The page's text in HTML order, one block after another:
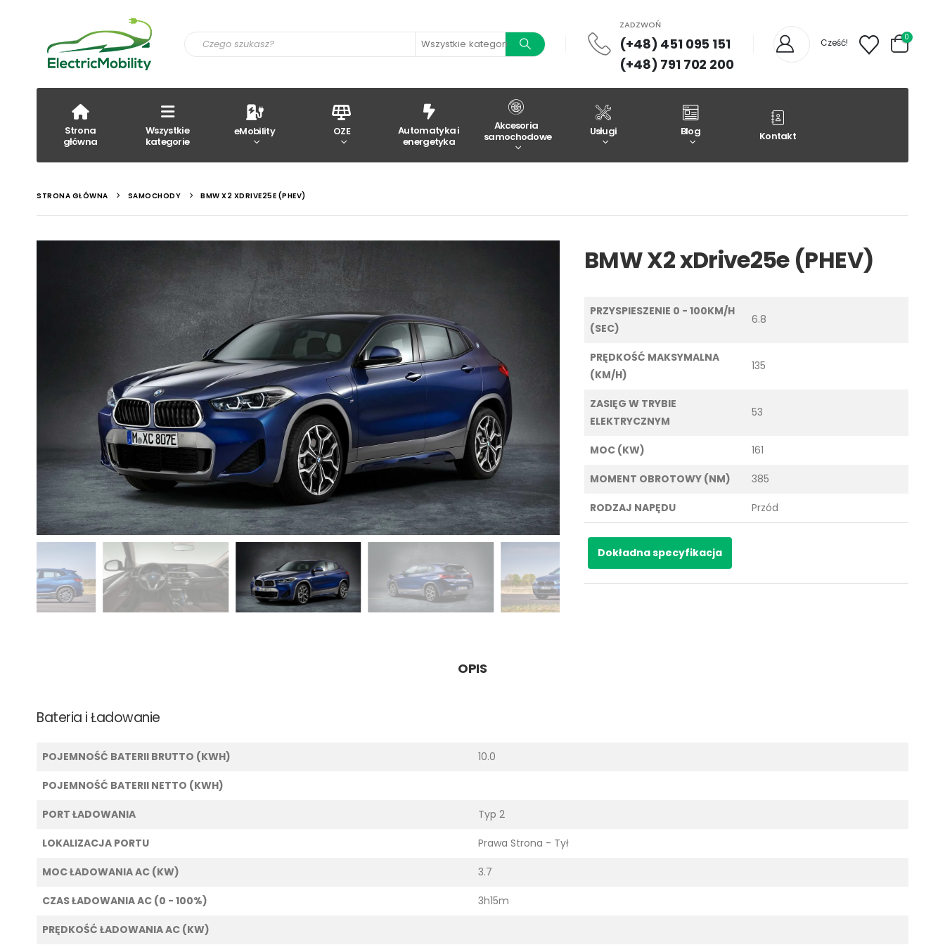
Wszystkie kategorie
ZADZWOŃ
(+48) 451 095 151
(+48) 791 702 200
Cześć! 0
Strona
główna
Wszystkie
kategorie
eMobility OZE
Automatyka i
energetyka
Akcesoria
samochodowe
Usługi Blog Kontakt
STRONA GŁÓWNA SAMOCHODY BMW X2 XDRIVE25E (PHEV)
BMW X2 xDrive25e (PHEV)
PRZYSPIESZENIE 0 - 100KM/H
(SEC)
6.8
PRĘDKOŚĆ MAKSYMALNA
(KM/H)
135
ZASIĘG W TRYBIE
ELEKTRYCZNYM
53
MOC (KW) 161
MOMENT OBROTOWY (NM) 385
RODZAJ NAPĘDU Przód
Dokładna specyfikacja
OPIS
Bateria i Ładowanie
POJEMNOŚĆ BATERII BRUTTO (KWH) 10.0
POJEMNOŚĆ BATERII NETTO (KWH)
PORT ŁADOWANIA Typ 2
LOKALIZACJA PORTU Prawa Strona - Tył
MOC ŁADOWANIA AC (KW) 3.7
CZAS ŁADOWANIA AC (0 - 100%) 3h15m
PRĘDKOŚĆ ŁADOWANIA AC (KW)